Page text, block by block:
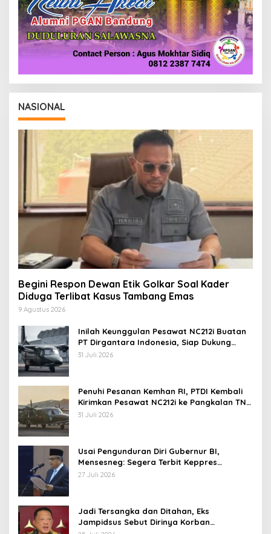
NASIONAL
Begini Respon Dewan Etik Golkar Soal Kader
Diduga Terlibat Kasus Tambang Emas
9 Agustus 2026
Inilah Keunggulan Pesawat NC212i Buatan
PT Dirgantara Indonesia, Siap Dukung
Berbagai Operasi TNI
31 Juli 2026
Penuhi Pesanan Kemhan RI, PTDI Kembali
Kirimkan Pesawat NC212i ke Pangkalan TNI
AU
31 Juli 2026
Usai Pengunduran Diri Gubernur BI,
Mensesneg: Segera Terbit Keppres
Pemberhentian dengan Hormat
27 Juli 2026
Jadi Tersangka dan Ditahan, Eks
Jampidsus Sebut Dirinya Korban